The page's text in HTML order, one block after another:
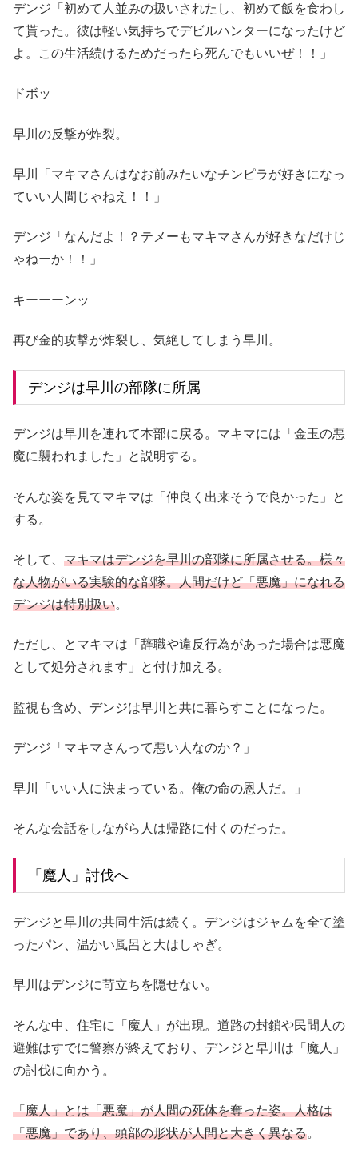
デンジ「初めて人並みの扱いされたし、初めて飯を食わし
て貰った。彼は軽い気持ちでデビルハンターになったけど
よ。この生活続けるためだったら死んでもいいぜ！！」
ドボッ
早川の反撃が炸裂。
早川「マキマさんはなお前みたいなチンピラが好きになっ
ていい人間じゃねえ！！」
デンジ「なんだよ！？テメーもマキマさんが好きなだけじ
ゃねーか！！」
キーーーンッ
再び金的攻撃が炸裂し、気絶してしまう早川。
デンジは早川の部隊に所属
デンジは早川を連れて本部に戻る。マキマには「金玉の悪
魔に襲われました」と説明する。
そんな姿を見てマキマは「仲良く出来そうで良かった」と
する。
そして、 マキマはデンジを早川の部隊に所属させる。様々
な人物がいる実験的な部隊。人間だけど「悪魔」になれる
デンジは特別扱い。
ただし、とマキマは「辞職や違反行為があった場合は悪魔
として処分されます」と付け加える。
監視も含め、デンジは早川と共に暮らすことになった。
デンジ「マキマさんって悪い人なのか？」
早川「いい人に決まっている。俺の命の恩人だ。」
そんな会話をしながら人は帰路に付くのだった。
「魔人」討伐へ
デンジと早川の共同生活は続く。デンジはジャムを全て塗
ったパン、温かい風呂と大はしゃぎ。
早川はデンジに苛立ちを隠せない。
そんな中、住宅に「魔人」が出現。道路の封鎖や民間人の
避難はすでに警察が終えており、デンジと早川は「魔人」
の討伐に向かう。
「魔人」とは「悪魔」が人間の死体を奪った姿。人格は
「悪魔」であり、頭部の形状が人間と大きく異なる。